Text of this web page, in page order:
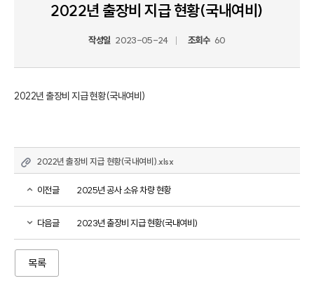
2022년 출장비 지급 현황(국내여비)
작성일 2023-05-24 조회수 60
2022년 출장비 지급 현황(국내여비)
2022년 출장비 지급 현황(국내여비).xlsx
이전글 2025년 공사 소유 차량 현황
다음글 2023년 출장비 지급 현황(국내여비)
목록